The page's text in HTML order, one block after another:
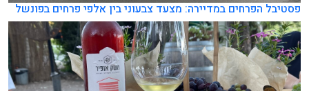
פסטיבל הפרחים במדיירה: מצעד צבעוני בין אלפי פרחים בפונשל